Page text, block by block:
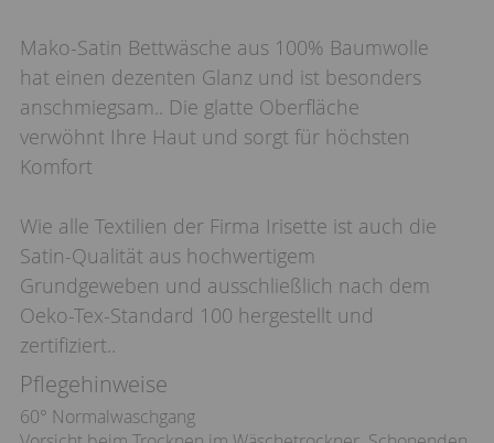
Mako-Satin Bettwäsche aus 100% Baumwolle
hat einen dezenten Glanz und ist besonders
anschmiegsam.. Die glatte Oberfläche
verwöhnt Ihre Haut und sorgt für höchsten
Komfort
Wie alle Textilien der Firma Irisette ist auch die
Satin-Qualität aus hochwertigem
Grundgeweben und ausschließlich nach dem
Oeko-Tex-Standard 100 hergestellt und
zertifiziert..
Pflegehinweise
60° Normalwaschgang